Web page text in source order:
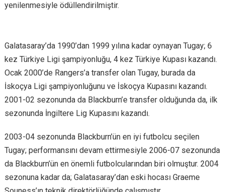
yenilenmesiyle ödüllendirilmiştir.
Galatasaray’da 1990’dan 1999 yılına kadar oynayan Tugay; 6
kez Türkiye Ligi şampiyonluğu, 4 kez Türkiye Kupası kazandı.
Ocak 2000’de Rangers’a transfer olan Tugay, burada da
İskoçya Ligi şampiyonluğunu ve İskoçya Kupasını kazandı.
2001-02 sezonunda da Blackburn’e transfer olduğunda da, ilk
sezonunda İngiltere Lig Kupasını kazandı.
2003-04 sezonunda Blackburn’ün en iyi futbolcu seçilen
Tugay; performansını devam ettirmesiyle 2006-07 sezonunda
da Blackburn’ün en önemli futbolcularından biri olmuştur. 2004
sezonuna kadar da; Galatasaray’dan eski hocası Graeme